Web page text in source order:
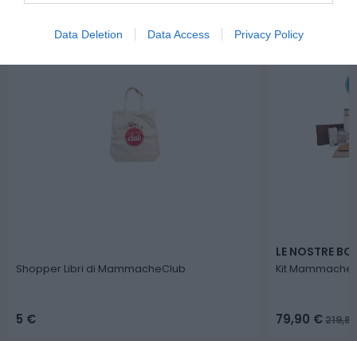
Data Deletion Data Access Privacy Policy
Shopper Libri di MammacheClub
5 €
LE NOSTRE
Kit
79,90 €